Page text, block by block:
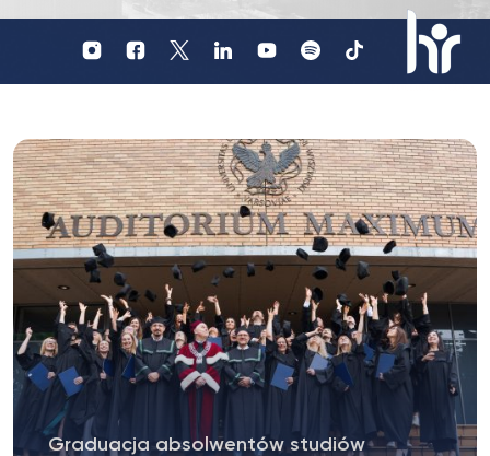
Profil
UKSW
Profil
UKSW
Profil
Profil
UKSW
YouTube
UKSW
UKSW
TikTok
research
Graduacja absolwentów studiów